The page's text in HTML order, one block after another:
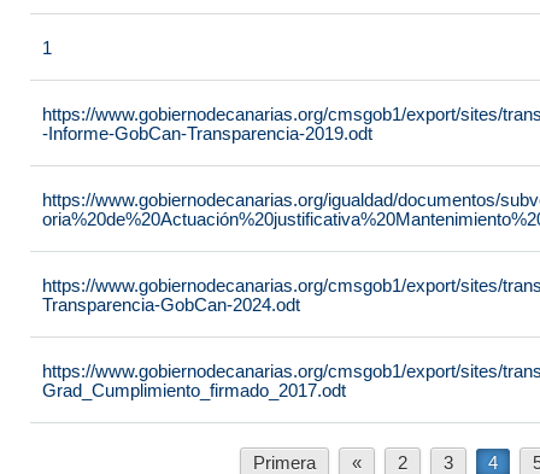
1
https://www.gobiernodecanarias.org/cmsgob1/export/sites/
-Informe-GobCan-Transparencia-2019.odt
https://www.gobiernodecanarias.org/igualdad/documentos/
https://www.gobiernodecanarias.org/cmsgob1/export/sites/
Transparencia-GobCan-2024.odt
https://www.gobiernodecanarias.org/cmsgob1/export/sites/
Grad_Cumplimiento_firmado_2017.odt
Primera « 2 3 4